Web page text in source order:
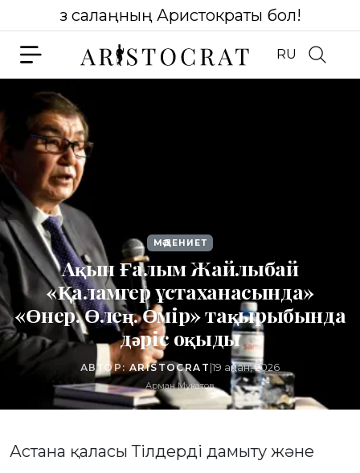
Өз салаңның Аристократы бол!
RU
МӘДЕНИЕТ
Ақын Ғалым Жайлыбай
«Қаламгер ұстаханасында»
«Өнер. Өлең. Өмір» тақырыбында
дәріс оқыды
АВТОР:ARISTOCRAT |19 ақпан, 2026
Арман Мукатов
Астана қаласы Тілдерді дамыту және